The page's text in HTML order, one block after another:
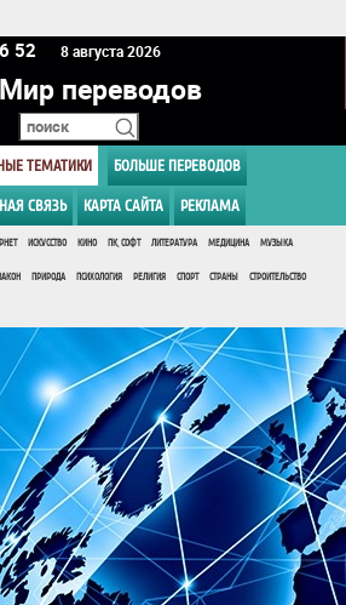
8 августа 2026
Мир переводов
ТЕМАТИКИ БОЛЬШЕ ПЕРЕВОДОВ
СВЯЗЬ КАРТА САЙТА РЕКЛАМА
ИСКУССТВО КИНО ПК, СОФТ ЛИТЕРАТУРА МЕДИЦИНА МУЗЫКА
ПРИРОДА ПСИХОЛОГИЯ РЕЛИГИЯ СПОРТ СТРАНЫ СТРОИТЕЛЬСТВО